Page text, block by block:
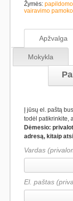
Žymės:
vairavimo
Apžvalga
Mokykla
Į jūsų el. paštą
todėl patikrinkite,
Dėmesio:
adresą, kitaip
Vardas
El. paštas